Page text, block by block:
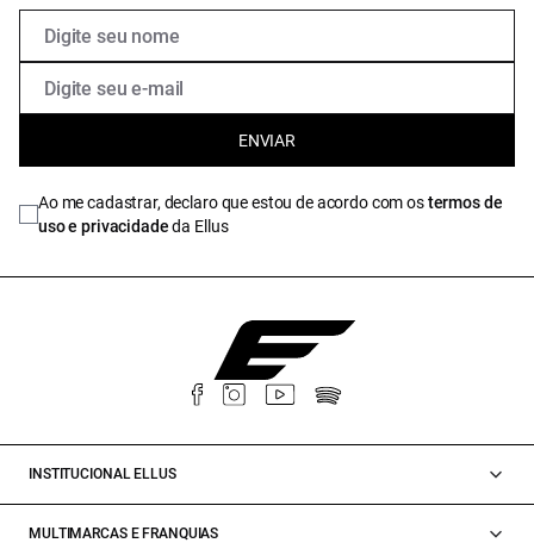
ENVIAR
Ao me cadastrar, declaro que estou de acordo com ostermos de
uso e privacidadeda Ellus
INSTITUCIONAL ELLUS
MULTIMARCAS E FRANQUIAS